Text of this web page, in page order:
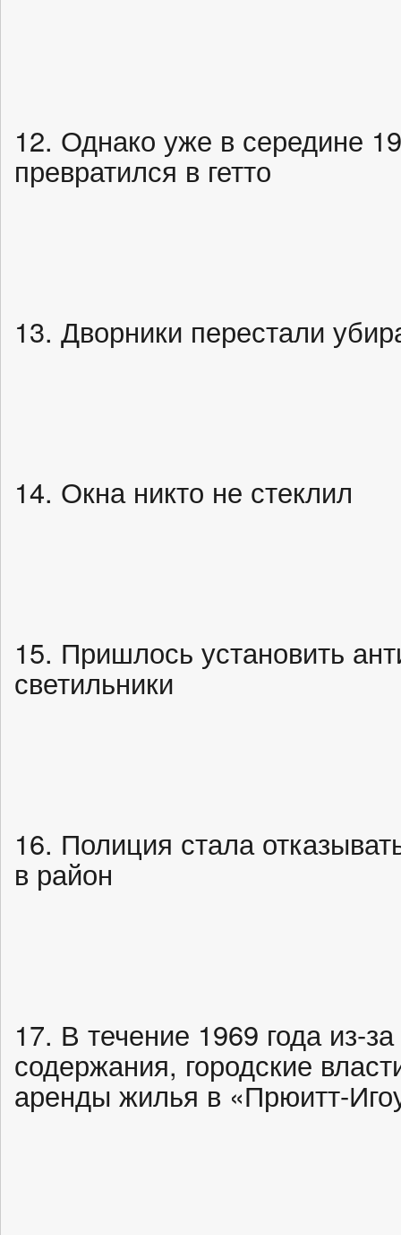
12. Однако уже в середине
превратился в гетто
13. Дворники перестали
14. Окна никто не стеклил
15. Пришлось установить
светильники
16. Полиция стала
в район
17. В течение 1969 года из-
содержания, городские
аренды жилья в «Прюитт-